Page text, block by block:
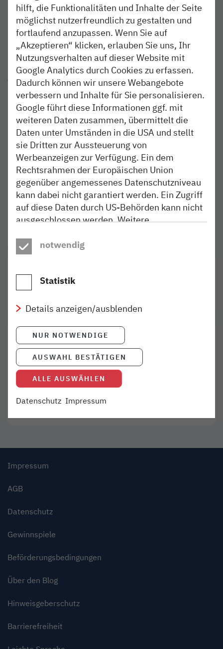
Kampfmittelsondierung. Es wird jeweils ein Ersatzverkehr
mit Bussen eingerichtet.
Die nordbahn bittet ihre Fahrgäste, sich rechtzeitig vor
Reisebeginn über die Änderungen zu informieren.
Fahrräder können in den Bussen nicht mitgenommen
werden. Hinweis für mobilitätseingeschränkte Reisende:
Die Busse bieten einen Niederflureinstieg. Die
Haltestellen der Busse sind im Ersatzfahrplan benannt.
Informationen zu Fahrplanänderungen erhalten die
Fahrgäste rund zwei Wochen vorab in den Zügen, auf der
Internetseite unter www.nordbahn.de sowie über einen
kostenfrei abonnierbaren E-Mail-Newsletter. Fragen
beantworten auch gern die Mitarbeiter des
Servicetelefons unter der Telefonnummer 040/303 977-
333.
KONTAKT
Pressesprecherin
(040) 303 977-300
DIGITALE PRESSEMAPPE
Hier finden Sie aktuelle
Basisinformationen zum
Unternehmen.
Impressum
AGB
Datenschutz
Gewinnspiele
Beförderungsbedingungen
Über den Blog
Hinweisgeberschutz
Barrierefreiheit
hilft, die Funktionalitäten und Inhalte der Seite
möglichst nutzerfreundlich zu gestalten und
fortlaufend anzupassen. Wenn Sie auf
„Akzeptieren“ klicken, erlauben Sie uns, Ihr
Nutzungsverhalten auf dieser Website mit
Google Analytics durch Cookies zu erfassen.
Dadurch können wir unsere Webangebote
verbessern und Inhalte für Sie personalisieren.
Google führt diese Informationen ggf. mit
weiteren Daten zusammen, übermittelt die
Daten unter Umständen in die USA und stellt
sie Dritten zur Aussteuerung von
Werbeanzeigen zur Verfügung. Ein dem
Rechtsrahmen der Europäischen Union
gegenüber angemessenes Datenschutzniveau
kann dabei nicht garantiert werden. Ein Zugriff
auf diese Daten durch US-Behörden kann nicht
ausgeschlossen werden. Weitere
Datenschutzhinweisen
notwendig
Statistik
Details anzeigen/ausblenden
NUR NOTWENDIGE
AUSWAHL BESTÄTIGEN
ALLE AUSWÄHLEN
Datenschutz Impressum